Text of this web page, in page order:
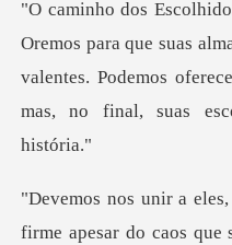
valentes. Podemos
firme apesar do caos que